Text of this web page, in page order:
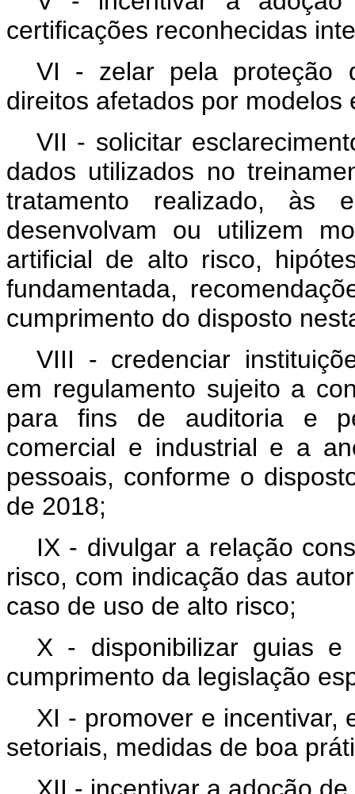
certificações reconhecidas
VI - zelar pela proteção
direitos afetados por
VII - solicitar
dados utilizados no
tratamento realizado, às
desenvolvam ou utilizem
artificial de alto risco,
fundamentada,
cumprimento do disposto
VIII - credenciar
em regulamento sujeito a
para fins de auditoria e
comercial e industrial e a
pessoais, conforme o
de 2018;
IX - divulgar a relação
risco, com indicação das
caso de uso de alto risco;
X - disponibilizar guias e
cumprimento da legislação
XI - promover e incentivar,
setoriais, medidas de boa